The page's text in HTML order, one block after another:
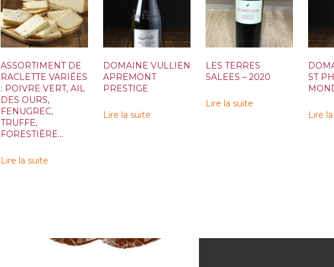
ASSORTIMENT DE
RACLETTE VARIÉES
: POIVRE VERT, AIL
DES OURS,
FENUGREC,
TRUFFE,
FORESTIÈRE…
Lire la suite
DOMAINE VULLIEN
APREMONT
PRESTIGE
Lire la suite
LES TERRES
SALEES – 2020
Lire la suite
ST
Lire